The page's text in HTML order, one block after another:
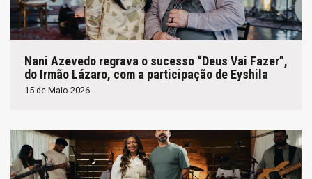
Nani Azevedo regrava o sucesso “Deus Vai Fazer”,
do Irmão Lázaro, com a participação de Eyshila
15 de Maio 2026